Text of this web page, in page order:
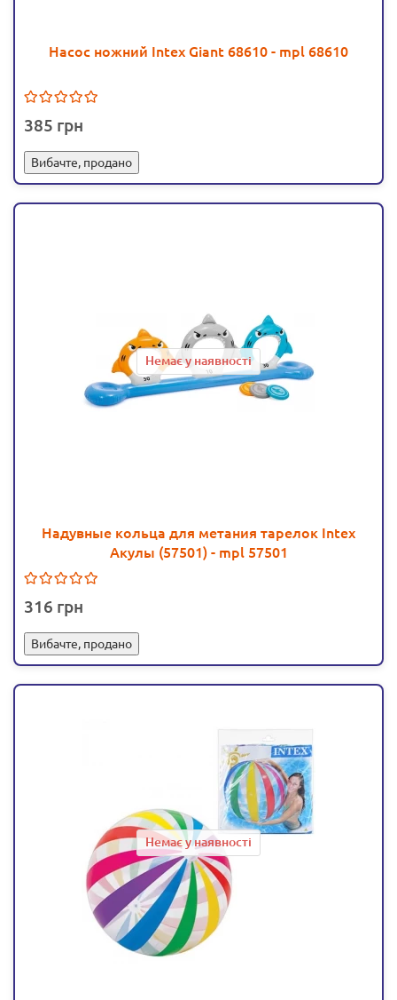
Насос ножний Intex Giant 68610 - mpl 68610
385
Вибачте, продано
Немає у наявності
Надувные кольца для метания тарелок Intex
Акулы (57501) - mpl 57501
316
Вибачте, продано
Немає у наявності